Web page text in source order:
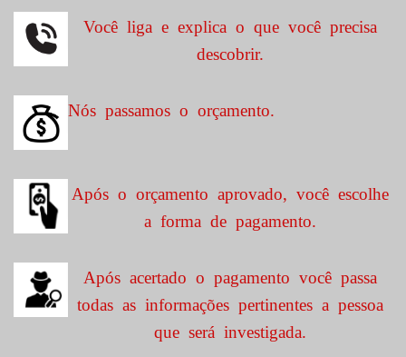
Você liga e explica o que você precisa
descobrir.
Nós passamos o orçamento.
Após o orçamento aprovado, você escolhe
a forma de pagamento.
Após acertado o pagamento você passa
todas as informações pertinentes a pessoa
que será investigada.